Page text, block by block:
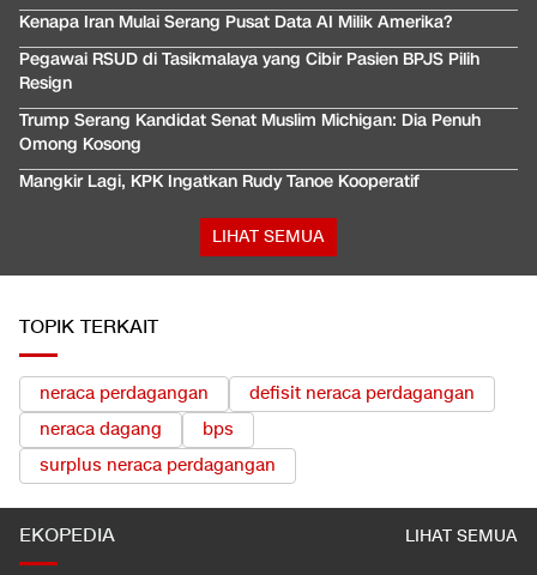
Kenapa Iran Mulai Serang Pusat Data AI Milik Amerika?
Pegawai RSUD di Tasikmalaya yang Cibir Pasien BPJS Pilih
Resign
Trump Serang Kandidat Senat Muslim Michigan: Dia Penuh
Omong Kosong
Mangkir Lagi, KPK Ingatkan Rudy Tanoe Kooperatif
LIHAT SEMUA
TOPIK TERKAIT
neraca perdagangan
defisit neraca perdagangan
neraca dagang
bps
surplus neraca perdagangan
EKOPEDIA LIHAT SEMUA